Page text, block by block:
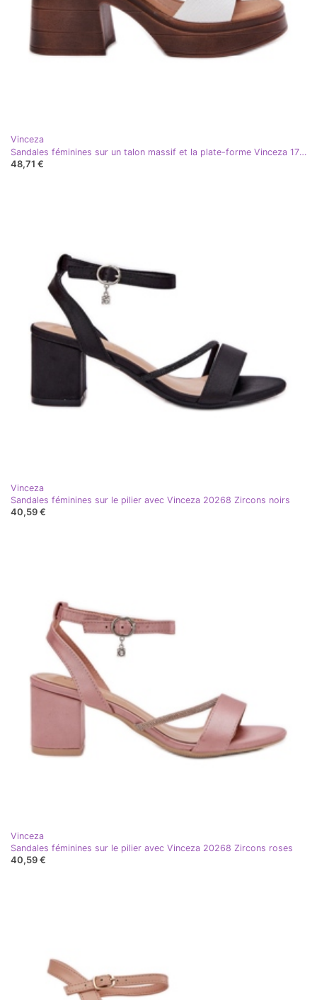
Vinceza
Sandales féminines sur un talon massif et la plate-forme Vinceza 17387 White blanc
48,71 €
Vinceza
Sandales féminines sur le pilier avec Vinceza 20268 Zircons noirs
40,59 €
Vinceza
Sandales féminines sur le pilier avec Vinceza 20268 Zircons roses
40,59 €